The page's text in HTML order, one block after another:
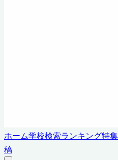
ホーム学校検索ランキング特集
稿